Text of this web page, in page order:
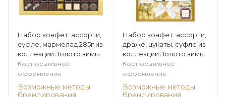
Набор конфет: ассорти,
суфле, мармелад 285г из
коллекции Золото зимы
Корпоративное
оформление
Возможные методы
брендирования
Набор конфет: ассорти,
драже, цукаты, суфле из
коллекции Золото зимы
Корпоративное
оформление
Возможные методы
брендирования